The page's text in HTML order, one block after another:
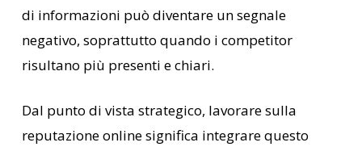
di informazioni può diventare un segnale
negativo, soprattutto quando i competitor
risultano più presenti e chiari.
Dal punto di vista strategico, lavorare sulla
reputazione online significa integrare questo